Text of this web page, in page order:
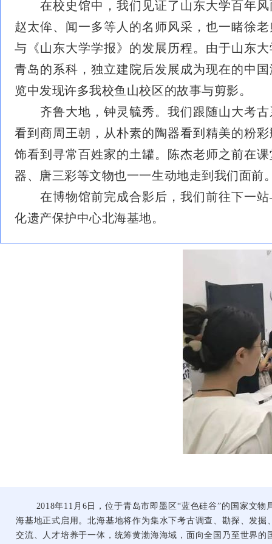
在校史馆中，我们见证了山东大学百年风
赵太侔、闻一多等人的名师风采，也一睹徐
与《山东大学学报》的发展历程。由于山东
青岛的系科，独立建院后发展成为现在的中
览中发现许多我校鱼山校区的故事与剪影。
齐鲁大地，钟灵毓秀。我们跟随山大考古
看到商周王朝，从朴素的陶器看到精美的粉
饰看到寻常百姓家的土罐。陈杰老师之前在
器、唐三彩等文物也一一生动地走到我们面前
在博物馆前完成合影后，我们前往下一
化遗产保护中心北海基地。
2018年11月6日，位于青岛市即墨区“蓝色硅谷”的国家文物
海基地正式启用。北海基地将作为集水下考古调查、勘探、发掘
交流、人才培养于一体，统筹黄渤海海域，面向全国乃至世界的